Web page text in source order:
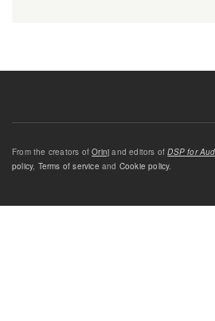
From the creators ofOrinj and editors ofDSP for
policy, Terms of service and Cookie policy.